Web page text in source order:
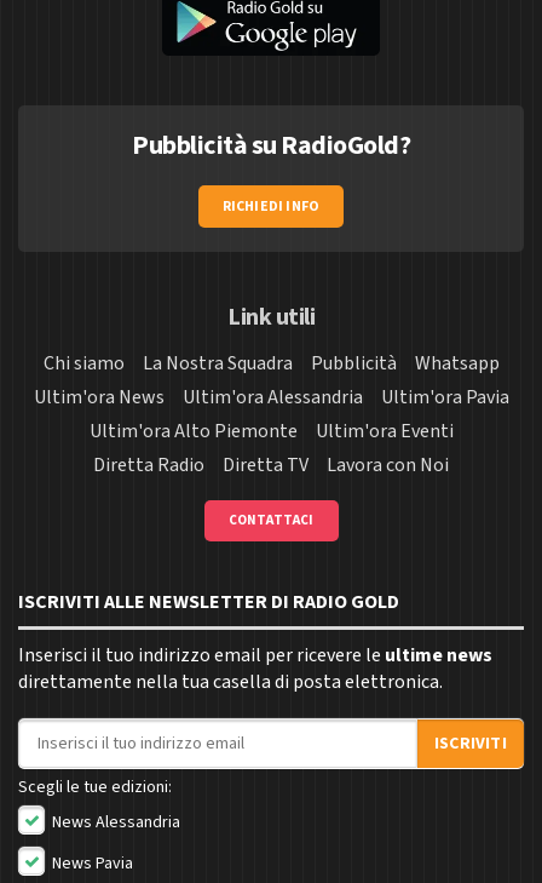
Pubblicità su RadioGold?
RICHIEDI INFO
Link utili
Chi siamo La Nostra Squadra Pubblicità
Whatsapp
Ultim'ora News
Ultim'ora Alessandria
Ultim'ora Pavia
Ultim'ora Alto Piemonte
Ultim'ora Eventi
Diretta Radio
Diretta TV Lavora con Noi
CONTATTACI
ISCRIVITI ALLE NEWSLETTER DI RADIO GOLD
Inserisci il tuo indirizzo email per ricevere le ultime news
direttamente nella tua casella di posta elettronica.
Indirizzo email
ISCRIVITI
Scegli le tue edizioni:
News Alessandria
News Pavia